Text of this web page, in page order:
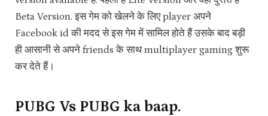
Beta Version. इस गेम को खेलने के लिए player अपने
Facebook id की मदद से इस गेम में सामिल होते हैं उसके बाद बड़ी
ही आसानी से अपने friends के साथ multiplayer gaming शुरू
कर देते हैं।
PUBG Vs PUBG ka baap.